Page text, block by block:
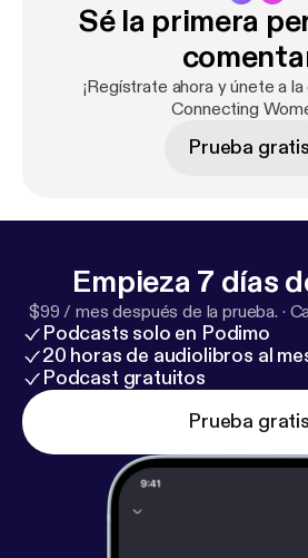
Sé la primera
¡Regístrate ahora y únete a
Connecting
Prueba gratis
Empieza 7 días
$99 / mes después de la prueba. ·
Podcasts solo en Podimo
20 horas de audiolibros al
Podcast gratuitos
Prueba gratis